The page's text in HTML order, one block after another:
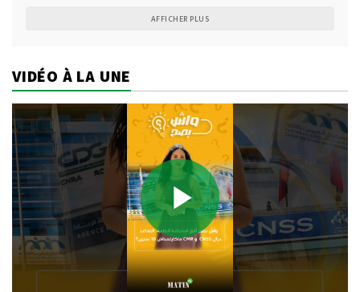
AFFICHER PLUS
VIDÉO À LA UNE
Play